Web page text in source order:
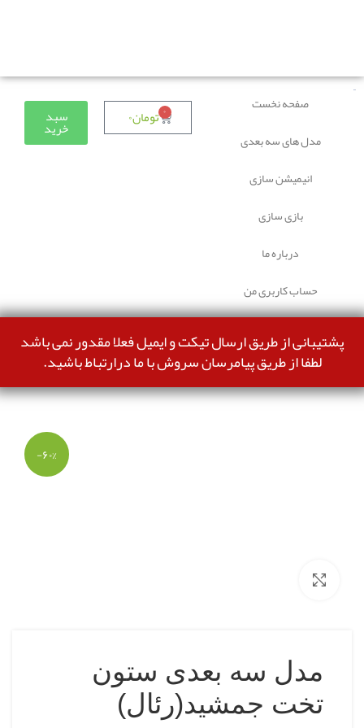
صفحه نخست
مدل های سه بعدی
انیمیشن سازی
بازی سازی
درباره ما
حساب کاربری من
تومان۰ ۰ سبد
خرید
پشتیبانی از طریق ارسال تیکت و ایمیل فعلا مقدور نمی باشد
لطفا از طریق پیامرسان سروش با ما درارتباط باشید.
-۶۰%
مدل سه بعدی ستون
تخت جمشید(رئال)